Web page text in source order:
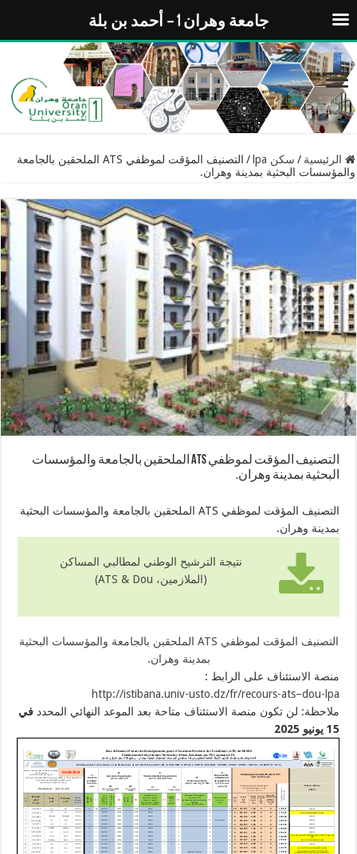
الرئيسية / سكن lpa /
التصنيف المؤقت لموظفي ATS الملحقين بالجامعة
والمؤسسات البحثية بمدينة وهران.
التصنيف المؤقت لموظفي ATS الملحقين بالجامعة والمؤسسات
البحثية بمدينة وهران.
التصنيف المؤقت لموظفي ATS الملحقين بالجامعة والمؤسسات البحثية
بمدينة وهران.
نتيجة الترشيح الوطني لمطالبي المساكن
(الملازمين، ATS & Dou)
التصنيف المؤقت لموظفي ATS الملحقين بالجامعة والمؤسسات البحثية
بمدينة وهران.
منصة الاستئناف على الرابط :
http://istibana.univ-usto.dz/fr/recours-ats–dou-lpa
ملاحظة: لن تكون منصة الاستئناف متاحة بعد الموعد النهائي المحدد في
15 يونيو
2025
جامعة وهران 1 – أحمد بن بلة